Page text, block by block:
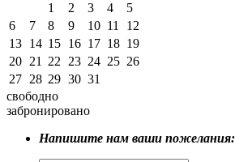
1
2 3 4
5
6
7 8 9 10 11
12
13 14 15 16 17 18 19
20 21 22 23 24 25 26
27 28 29 30 31
свободно
забронировано
Напишите нам ваши пожелания: